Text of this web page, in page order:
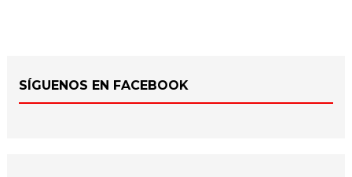
SÍGUENOS EN FACEBOOK